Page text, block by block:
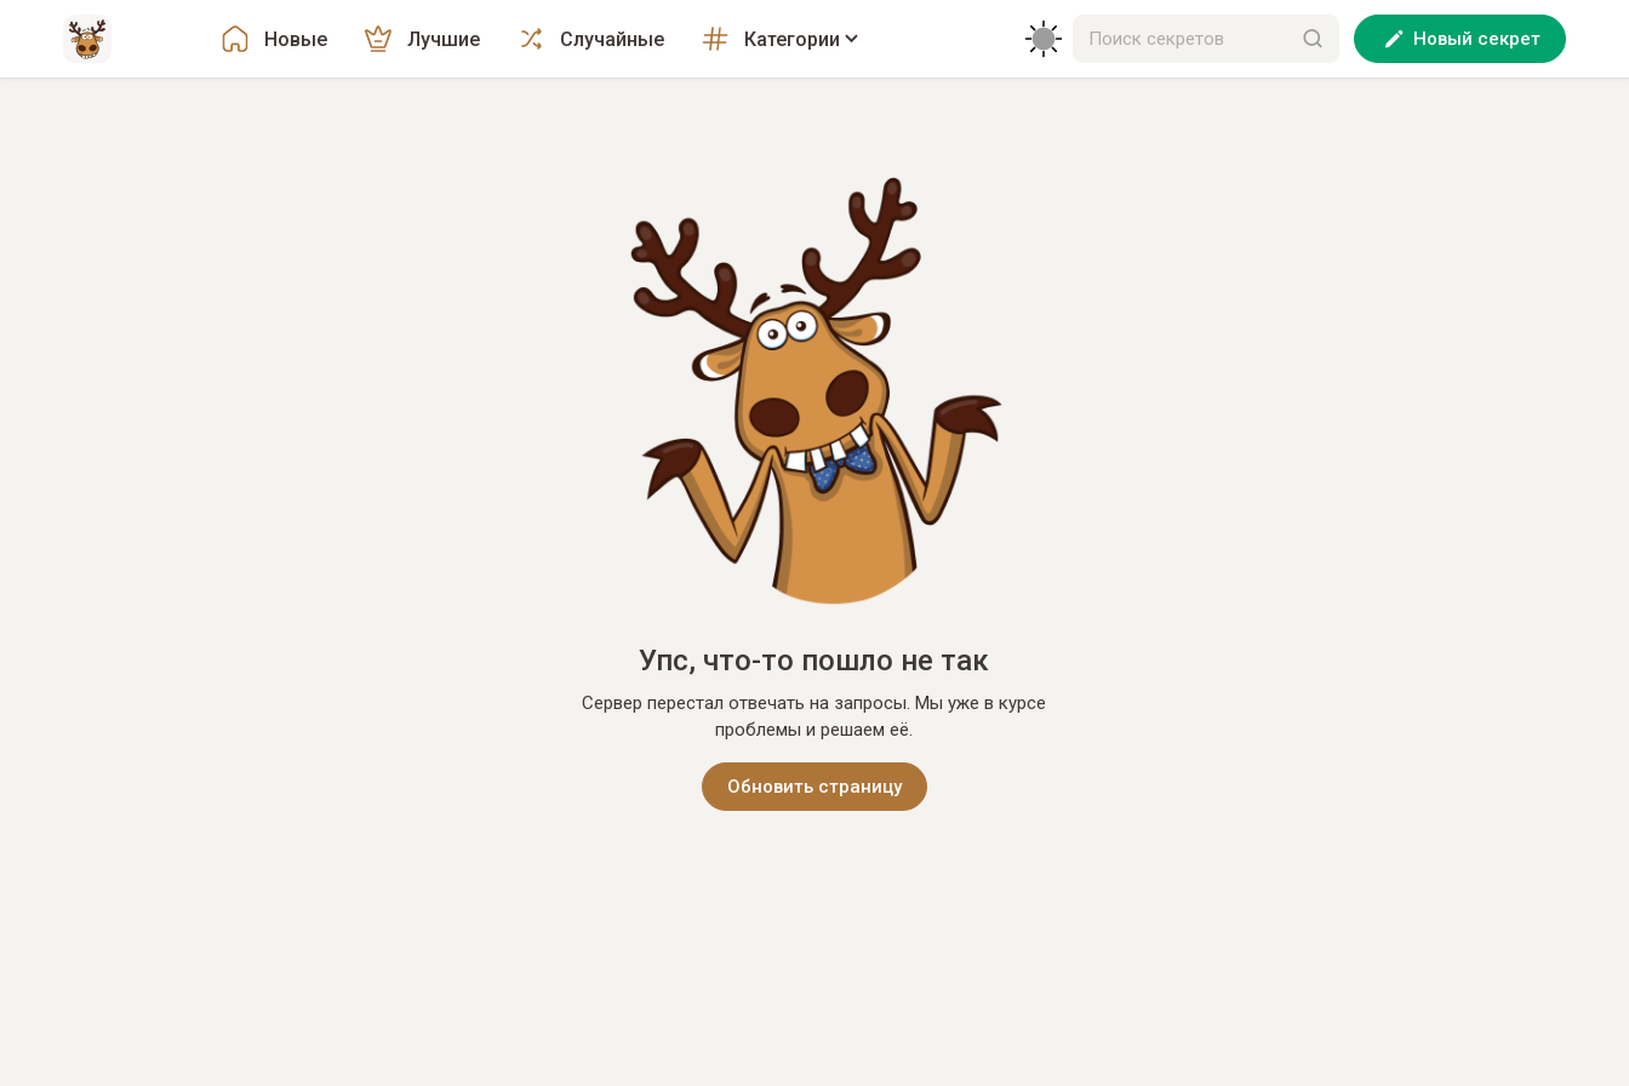
Новые Лучшие Случайные Категории Новый секрет
Упс, что-то пошло не так
Сервер перестал отвечать на запросы. Мы уже в курсе
проблемы и решаем её.
Обновить страницу